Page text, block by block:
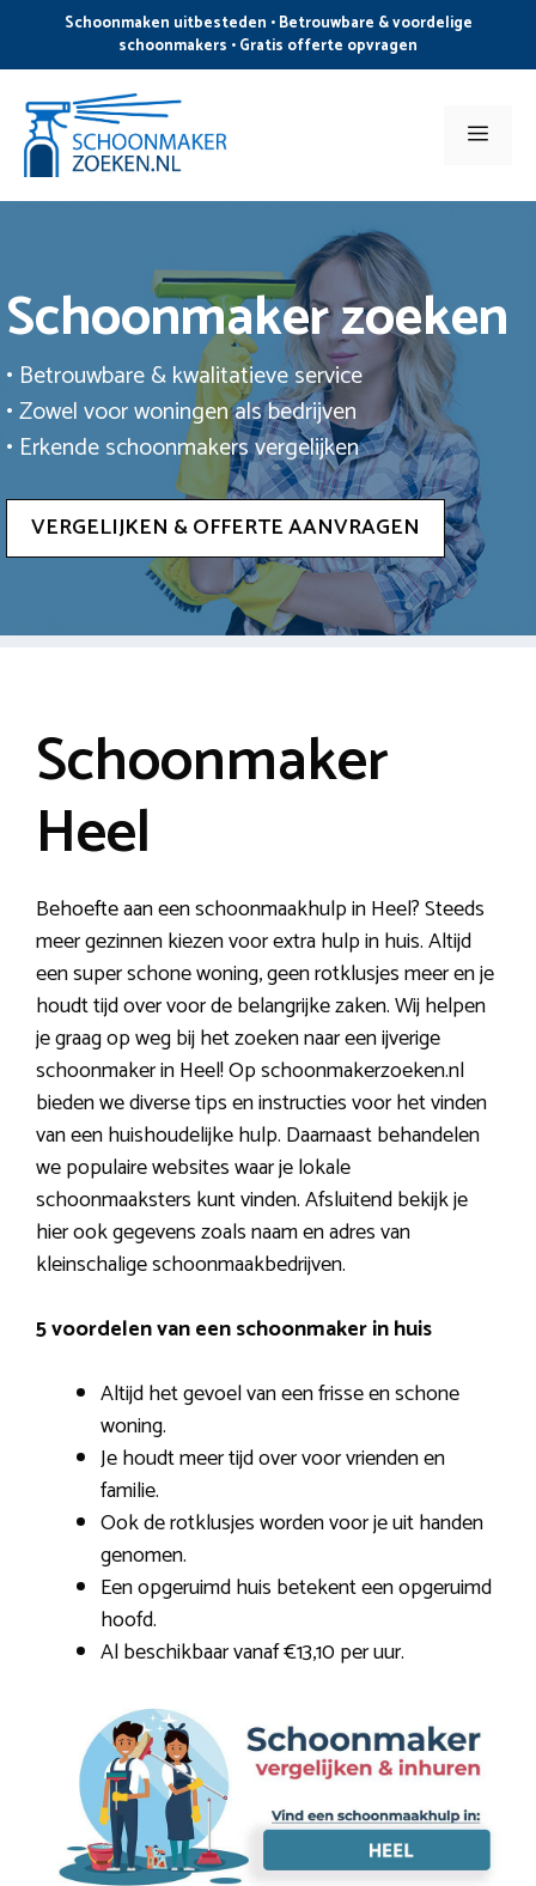
de
inhoud
Schoonmaken uitbesteden • Betrouwbare & voordelige
schoonmakers • Gratis offerte opvragen
Menu
Schoonmaker zoeken
• Betrouwbare & kwalitatieve service
• Zowel voor woningen als bedrijven
• Erkende schoonmakers vergelijken
VERGELIJKEN & OFFERTE AANVRAGEN
Schoonmaker
Heel
Behoefte aan een schoonmaakhulp in Heel? Steeds
meer gezinnen kiezen voor extra hulp in huis. Altijd
een super schone woning, geen rotklusjes meer en je
houdt tijd over voor de belangrijke zaken. Wij helpen
je graag op weg bij het zoeken naar een ijverige
schoonmaker in Heel! Op schoonmakerzoeken.nl
bieden we diverse tips en instructies voor het vinden
van een huishoudelijke hulp. Daarnaast behandelen
we populaire websites waar je lokale
schoonmaaksters kunt vinden. Afsluitend bekijk je
hier ook gegevens zoals naam en adres van
kleinschalige schoonmaakbedrijven.
5 voordelen van een schoonmaker in huis
Altijd het gevoel van een frisse en schone
woning.
Je houdt meer tijd over voor vrienden en
familie.
Ook de rotklusjes worden voor je uit handen
genomen.
Een opgeruimd huis betekent een opgeruimd
hoofd.
Al beschikbaar vanaf €13,10 per uur.